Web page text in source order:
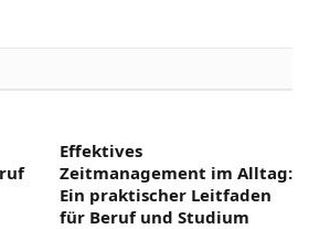
Effektives
Zeitmanagement im Alltag:
Ein praktischer Leitfaden
für Beruf und Studium